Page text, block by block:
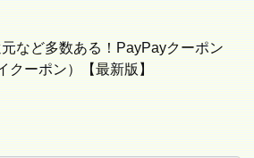
など多数ある！PayPayクーポン
クーポン）【最新版】